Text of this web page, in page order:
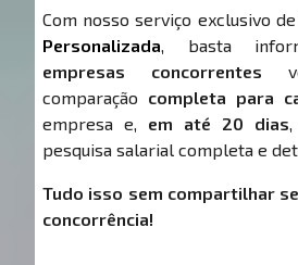
Com nosso serviço exclusivo de
Personalizada, basta
empresas concorrentes
comparação completa para
empresa e, em até 20 dias,
pesquisa salarial completa e
Tudo isso sem compartilhar
concorrência!